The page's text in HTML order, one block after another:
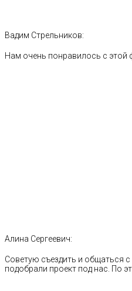
Вадим Стрельников:
Нам очень понравилось с этой
Алина Сергеевич:
Советую съездить и общаться
подобрали проект под нас. По